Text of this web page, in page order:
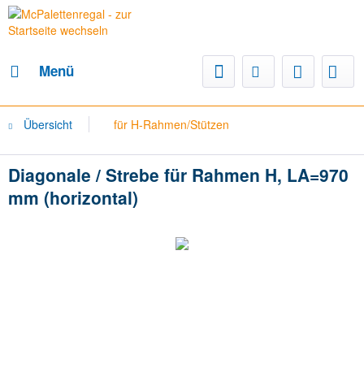
Menü
Übersicht für H-Rahmen/Stützen
Diagonale / Strebe für Rahmen H, LA=970
mm (horizontal)